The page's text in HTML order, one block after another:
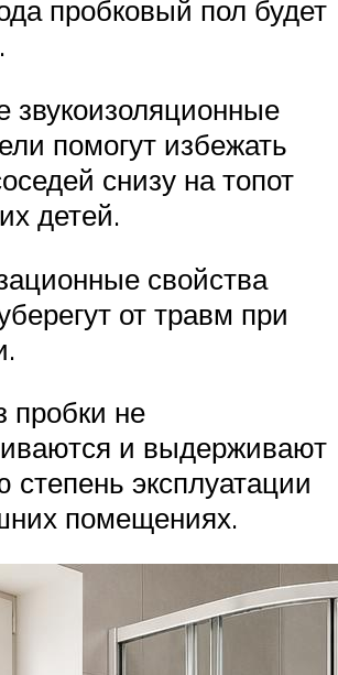
пробковый пол будет
звукоизоляционные
помогут избежать
снизу на топот
детей.
свойства
от травм при
пробки не
и выдерживают
степень эксплуатации
помещениях.